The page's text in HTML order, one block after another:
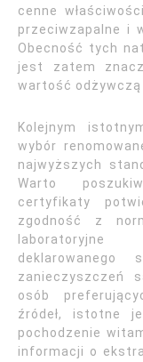
cenne
przeciwzapalne i
Obecność tych
jest zatem
wartość odżywczą
Kolejnym
wybór
najwyższych
Warto
certyfikaty
zgodność z
deklarowanego
zanieczyszczeń
osób
źródeł, istotne
pochodzenie
informacji o